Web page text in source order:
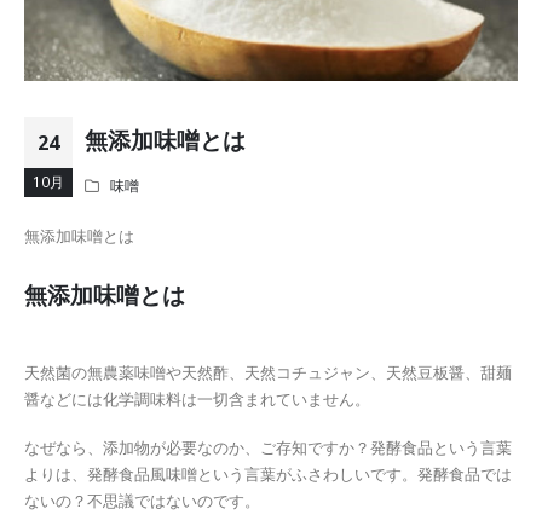
24
10月
無添加味噌とは
味噌
無添加味噌とは
無添加味噌とは
天然菌の無農薬味噌や天然酢、天然コチュジャン、天然豆板醤、甜麺
醤などには化学調味料は一切含まれていません。
なぜなら、添加物が必要なのか、ご存知ですか？発酵食品という言葉
よりは、発酵食品風味噌という言葉がふさわしいです。発酵食品では
ないの？不思議ではないのです。